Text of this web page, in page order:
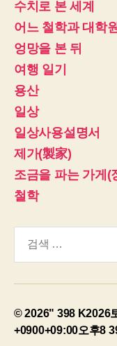
수치로 본 세계
어느 철학과 대학
엉망을 본 뒤
여행 일기
용산
일상
일상사용설명서
제가(製家)
조금을 파는 가게(
철학
© 2026" 398 K2026
+0900+09:00오후8